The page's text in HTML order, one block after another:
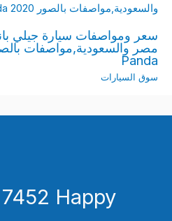
Panda
سوق السيارات
Happy